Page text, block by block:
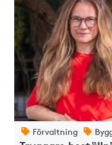
Förvaltning